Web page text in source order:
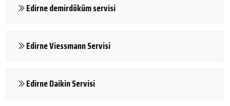
Edirne demirdöküm servisi
Edirne Viessmann Servisi
Edirne Daikin Servisi